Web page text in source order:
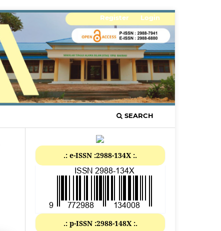
SEARCH
Register Login
.: e-ISSN :2988-134X :.
.: p-ISSN :2988-148X :.